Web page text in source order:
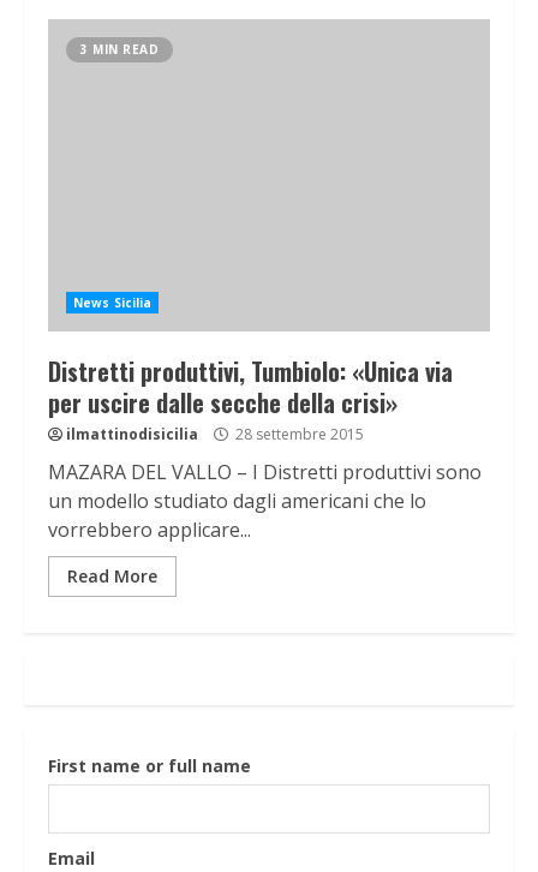
3 MIN READ
News Sicilia
Distretti produttivi, Tumbiolo: «Unica via
per uscire dalle secche della crisi»
ilmattinodisicilia 28 settembre 2015
MAZARA DEL VALLO – I Distretti produttivi sono
un modello studiato dagli americani che lo
vorrebbero applicare...
Read More
First name or full name
Email